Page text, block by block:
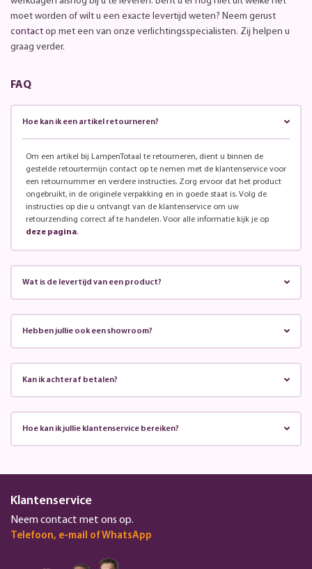
moet worden of wilt u een exacte levertijd weten? Neem gerust
contact op met een van onze verlichtingsspecialisten. Zij helpen u
graag verder.
FAQ
Hoe kan ik een artikel retourneren?
Om een artikel bij LampenTotaal te retourneren, dient u binnen de
gestelde retourtermijn contact op te nemen met de klantenservice voor
een retournummer en verdere instructies. Zorg ervoor dat het product
ongebruikt, in de originele verpakking en in goede staat is. Volg de
instructies op die u ontvangt van de klantenservice om uw
retourzending correct af te handelen. Voor alle informatie kijk je op
deze pagina.
Wat is de levertijd van een product?
Hebben jullie ook een showroom?
Kan ik achteraf betalen?
Hoe kan ik jullie klantenservice bereiken?
Klantenservice
Neem contact met ons op.
Telefoon, e-mail of WhatsApp